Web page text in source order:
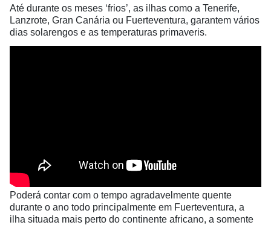
Até durante os meses ‘frios’, as ilhas como a Tenerife,
Lanzrote, Gran Canária ou Fuerteventura, garantem vários
dias solarengos e as temperaturas primaveris.
Poderá contar com o tempo agradavelmente quente
durante o ano todo principalmente em Fuerteventura, a
ilha situada mais perto do continente africano, a somente